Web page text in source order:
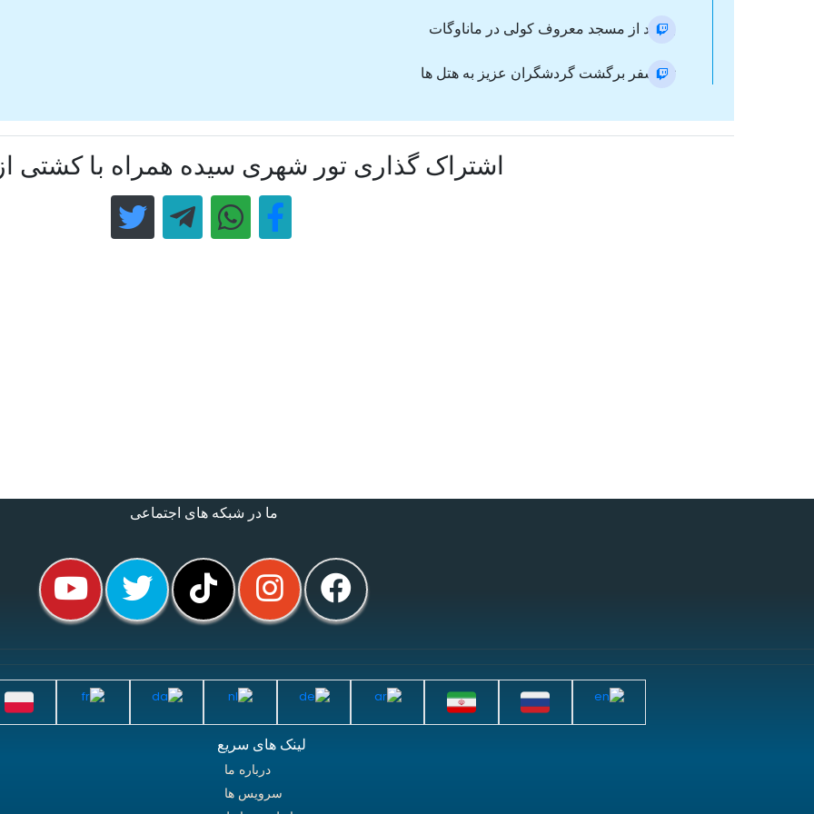
بازدید از مسجد معروف کولی در ماناوگات
ترانسفر برگشت گردشگران عزیز به هتل ها
اشتراک گذاری تور شهری سیده همراه با کشتی
ما در شبکه های اجتماعی
لینک های سریع
درباره ما
سرویس ها